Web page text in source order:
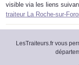
visible via les liens
traiteur La Roche-sur-
LesTraiteurs.fr vous